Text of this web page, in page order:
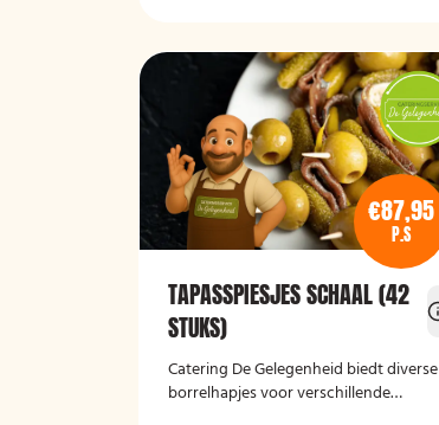
€87,95
P.S
TAPASSPIESJES SCHAAL (42
STUKS)
Catering De Gelegenheid biedt diverse
borrelhapjes voor verschillende